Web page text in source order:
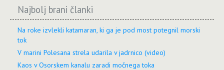
Najbolj brani članki
Na roke izvlekli katamaran, ki ga je pod most potegnil morski
tok
V marini Polesana strela udarila v jadrnico (video)
Kaos v Osorskem kanalu zaradi močnega toka